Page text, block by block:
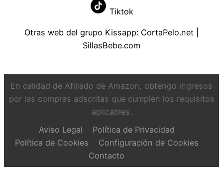
Tiktok
Otras web del grupo Kissapp: CortaPelo.net
SillasBebe.com
En calidad de Afiliado de Amazon, obtengo ingresos
por las compras adscritas que cumplen los requisitos
aplicables.
Aviso Legal
Política de Privacidad
Política de Cookies
Configuración de Cookies
Contacto